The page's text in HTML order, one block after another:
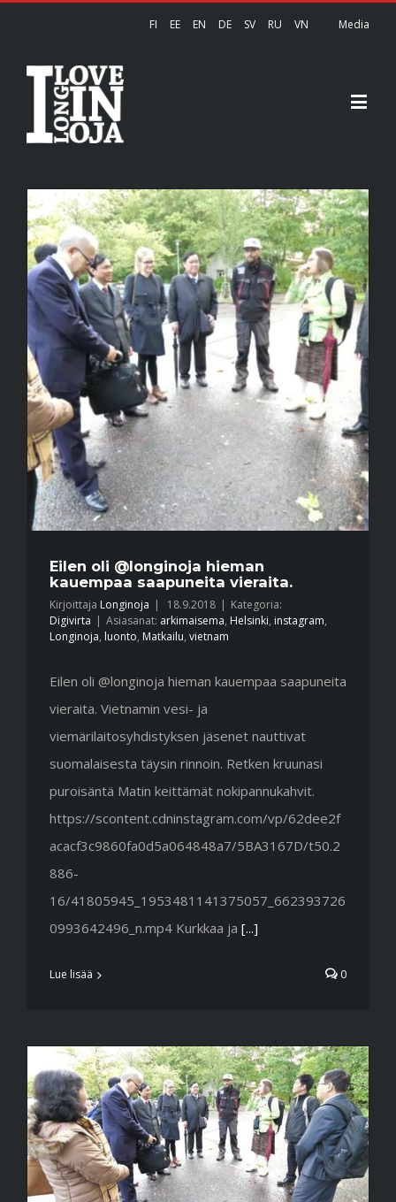
FI EE EN DE SV RU VN Media
Eilen oli @longinoja hieman
kauempaa saapuneita vieraita.
Kirjoittaja Longinoja 18.9.2018
Kategoria:
Digivirta
Asiasanat: arkimaisema, Helsinki, instagram,
Longinoja, luonto, Matkailu, vietnam
Eilen oli @longinoja hieman kauempaa saapuneita
vieraita. Vietnamin vesi- ja
viemärilaitosyhdistyksen jäsenet nauttivat
suomalaisesta täysin rinnoin. Retken kruunasi
puroisäntä Matin keittämät nokipannukahvit.
https://scontent.cdninstagram.com/vp/62dee2f
acacf3c9860fa0d5a064848a7/5BA3167D/t50.2
886-
16/41805945_1953481141375057_662393726
0993642496_n.mp4 Kurkkaa ja [...]
Lue lisää 0